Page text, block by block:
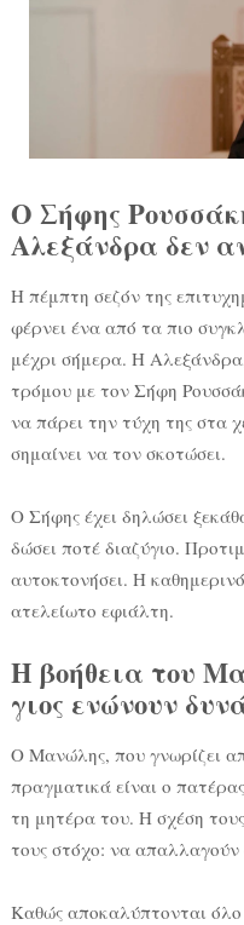
Ο Σήφης
Αλεξάνδρα δεν
Η πέμπτη σεζόν της
φέρνει ένα από τα πιο
μέχρι σήμερα. Η
τρόμου με τον Σήφη
να πάρει την τύχη της στα
σημαίνει να τον σκοτώσει.
Ο Σήφης έχει δηλώσει
δώσει ποτέ διαζύγιο.
αυτοκτονήσει. Η
ατελείωτο εφιάλτη.
Η βοήθεια του
γιος ενώνουν
Ο Μανώλης, που γνωρίζει
πραγματικά είναι ο
τη μητέρα του. Η σχέση
τους στόχο: να
Καθώς αποκαλύπτονται όλο